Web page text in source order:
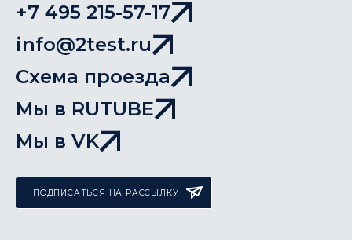
+7 495 215-57-17
info@2test.ru
Схема проезда
Мы в RUTUBE
Мы в VK
ПОДПИСАТЬСЯ НА РАССЫЛКУ